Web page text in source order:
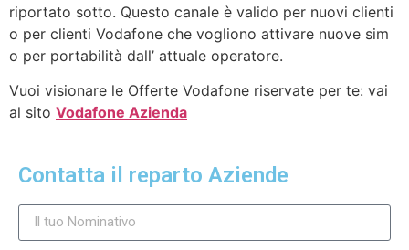
riportato sotto. Questo canale è valido per nuovi clienti
o per clienti Vodafone che vogliono attivare nuove sim
o per portabilità dall’ attuale operatore.
Vuoi visionare le Offerte Vodafone riservate per te: vai
al sito Vodafone Azienda
Contatta il reparto Aziende